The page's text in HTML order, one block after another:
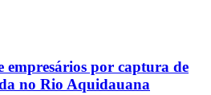
empresários por captura de
no Rio Aquidauana